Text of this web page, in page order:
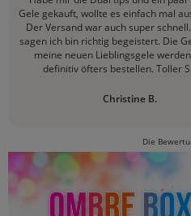
Gele gekauft, wollte es einfach mal
Der Versand war auch super
sagen ich bin richtig begeistert. Die
meine neuen Lieblingsgele
definitiv öfters bestellen. Toller
Christine B.
Die